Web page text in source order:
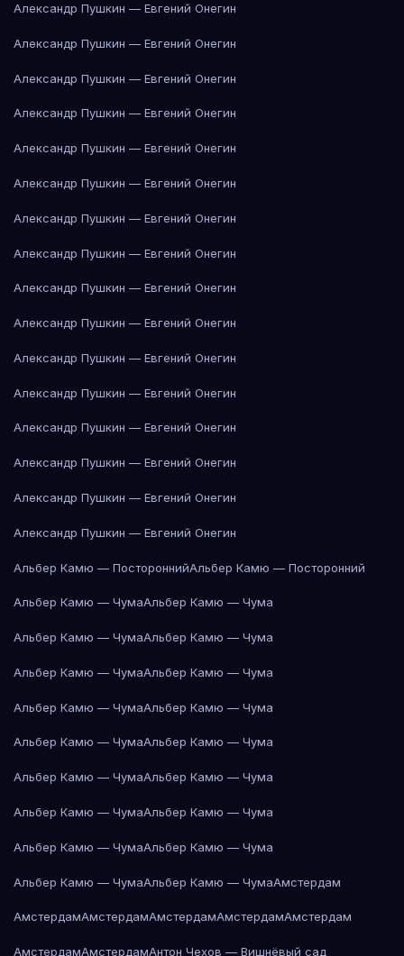
Александр Пушкин — Евгений Онегин
Александр Пушкин — Евгений Онегин
Александр Пушкин — Евгений Онегин
Александр Пушкин — Евгений Онегин
Александр Пушкин — Евгений Онегин
Александр Пушкин — Евгений Онегин
Александр Пушкин — Евгений Онегин
Александр Пушкин — Евгений Онегин
Александр Пушкин — Евгений Онегин
Александр Пушкин — Евгений Онегин
Александр Пушкин — Евгений Онегин
Александр Пушкин — Евгений Онегин
Александр Пушкин — Евгений Онегин
Александр Пушкин — Евгений Онегин
Александр Пушкин — Евгений Онегин
Александр Пушкин — Евгений Онегин
Альбер Камю — ПостороннийАльбер Камю — Посторонний
Альбер Камю — ЧумаАльбер Камю — Чума
Альбер Камю — ЧумаАльбер Камю — Чума
Альбер Камю — ЧумаАльбер Камю — Чума
Альбер Камю — ЧумаАльбер Камю — Чума
Альбер Камю — ЧумаАльбер Камю — Чума
Альбер Камю — ЧумаАльбер Камю — Чума
Альбер Камю — ЧумаАльбер Камю — Чума
Альбер Камю — ЧумаАльбер Камю — Чума
Альбер Камю — ЧумаАльбер Камю — ЧумаАмстердам
АмстердамАмстердамАмстердамАмстердамАмстердам
АмстердамАмстердамАнтон Чехов — Вишнёвый сад